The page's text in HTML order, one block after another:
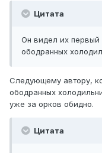
Цитата
Он видел их
ободранных
Следующему автору,
ободранных
уже за орков обидно.
Цитата